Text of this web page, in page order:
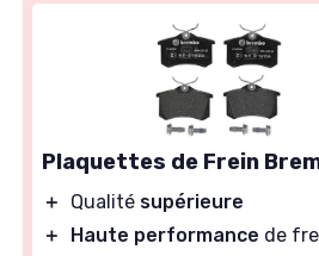
Plaquettes de Frein
＋ Qualité supérieure
＋
Haute performance de